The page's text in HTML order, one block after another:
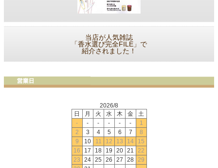
当店が人気雑誌
「香水選び完全FILE」で
紹介されました！
2026/8
日
月 火 水 木 金
土
-
- - - - -
1
2
3 4 5 6 7
8
9
10 11 12 13 14
15
16
17 18 19 20 21
22
23
24 25 26 27 28 29